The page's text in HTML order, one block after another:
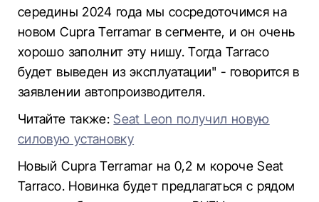
середины 2024 года мы сосредоточимся на
новом Cupra Terramar в сегменте, и он очень
хорошо заполнит эту нишу. Тогда Tarraco
будет выведен из эксплуатации" - говорится в
заявлении автопроизводителя.
Читайте также:Seat Leon получил новую
силовую установку
Новый Cupra Terramar на 0,2 м короче Seat
Tarraco. Новинка будет предлагаться с рядом